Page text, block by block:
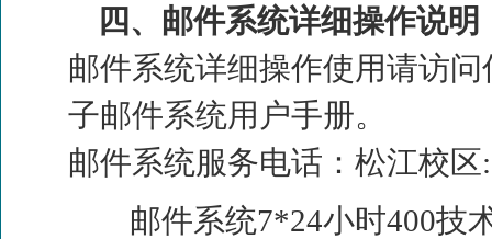
四、邮件系统详细操作说明
邮件系统详细操作使用请访
子邮件系统用户手册。
邮件系统服务电话：松江校区
邮件系统7*24小时400技